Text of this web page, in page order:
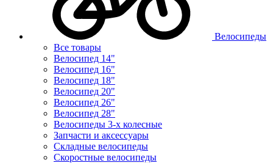
Велосипеды
Все товары
Велосипед 14"
Велосипед 16"
Велосипед 18"
Велосипед 20"
Велосипед 26"
Велосипед 28"
Велосипеды 3-х колесные
Запчасти и аксессуары
Складные велосипеды
Скоростные велосипеды